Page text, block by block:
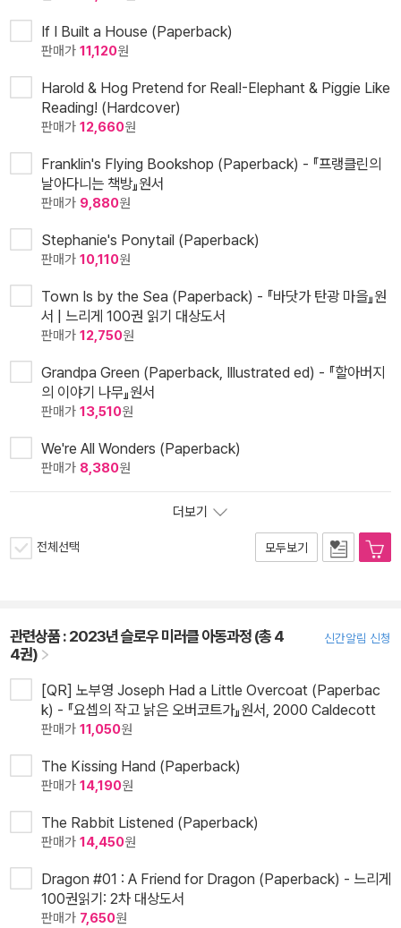
If I Built a House (Paperback)
판매가 11,120원
Harold & Hog Pretend for Real!-Elephant & Piggie Like
Reading! (Hardcover)
판매가 12,660원
Franklin's Flying Bookshop (Paperback) - 『프랭클린의
날아다니는 책방』원서
판매가 9,880원
Stephanie's Ponytail (Paperback)
판매가 10,110원
Town Is by the Sea (Paperback) - 『바닷가 탄광 마을』원
서 | 느리게 100권 읽기 대상도서
판매가 12,750원
Grandpa Green (Paperback, Illustrated ed) - 『할아버지
의 이야기 나무』원서
판매가 13,510원
We're All Wonders (Paperback)
판매가 8,380원
더보기
전체선택 모두보기
관련상품 :2023년 슬로우 미러클 아동과정 (총 4
4권)
신간알림 신청
[QR] 노부영 Joseph Had a Little Overcoat (Paperbac
k) - 『요셉의 작고 낡은 오버코트가』원서, 2000 Caldecott
판매가 11,050원
The Kissing Hand (Paperback)
판매가 14,190원
The Rabbit Listened (Paperback)
판매가 14,450원
Dragon #01 : A Friend for Dragon (Paperback) - 느리게
100권읽기: 2차 대상도서
판매가 7,650원